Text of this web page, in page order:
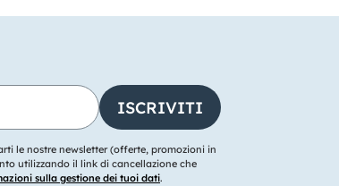
le nostre newsletter (offerte, promozioni in
utilizzando il link di cancellazione che
sulla gestione dei tuoi dati.